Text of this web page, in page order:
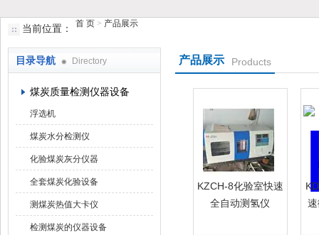
鹤壁市小猪视频罗志祥仪器仪表有限公司
当前位置： 首 页 > 产品展示
目录导航 Directory
煤炭质量检测仪器设备
浮选机
煤炭水分检测仪
化验煤炭灰分仪器
全套煤炭化验设备
测煤炭热值大卡仪
检测煤炭的仪器设备
产品展示 Products
KZCH-8化验室快速
全自动测氢仪